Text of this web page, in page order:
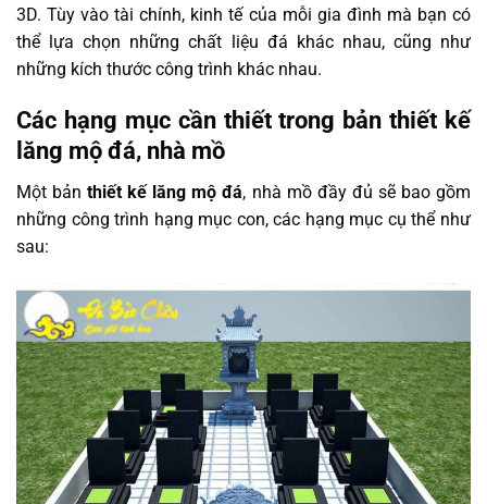
3D.Tùy vào tài chính, kinh tế của mỗi gia đình mà bạn có
thể lựa chọn những chất liệu đá khác nhau, cũng như
những kích thước công trình khác nhau.
Các hạng mục cần thiết trong bản thiết kế
lăng mộ đá, nhà mồ
Một bảnthiết kế lăng mộ đá, nhà mồ đầy đủ sẽ bao gồm
những công trình hạng mục con, các hạng mục cụ thể như
sau: